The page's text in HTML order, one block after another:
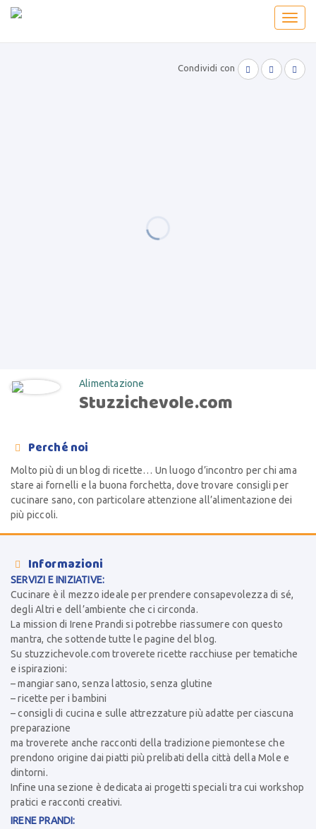
Condividi con   
Alimentazione
Stuzzichevole.com
 Perché noi
Molto più di un blog di ricette… Un luogo d’incontro per chi ama
stare ai fornelli e la buona forchetta, dove trovare consigli per
cucinare sano, con particolare attenzione all’alimentazione dei
più piccoli.
 Informazioni
SERVIZI E INIZIATIVE:
Cucinare è il mezzo ideale per prendere consapevolezza di sé,
degli Altri e dell’ambiente che ci circonda.
La mission di Irene Prandi si potrebbe riassumere con questo
mantra, che sottende tutte le pagine del blog.
Su stuzzichevole.com troverete ricette racchiuse per tematiche
e ispirazioni:
– mangiar sano, senza lattosio, senza glutine
– ricette per i bambini
– consigli di cucina e sulle attrezzature più adatte per ciascuna
preparazione
ma troverete anche racconti della tradizione piemontese che
prendono origine dai piatti più prelibati della città della Mole e
dintorni.
Infine una sezione è dedicata ai progetti speciali tra cui workshop
pratici e racconti creativi.
IRENE PRANDI: